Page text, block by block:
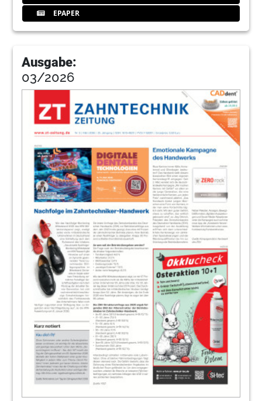
EPAPER
Ausgabe:
03/2026